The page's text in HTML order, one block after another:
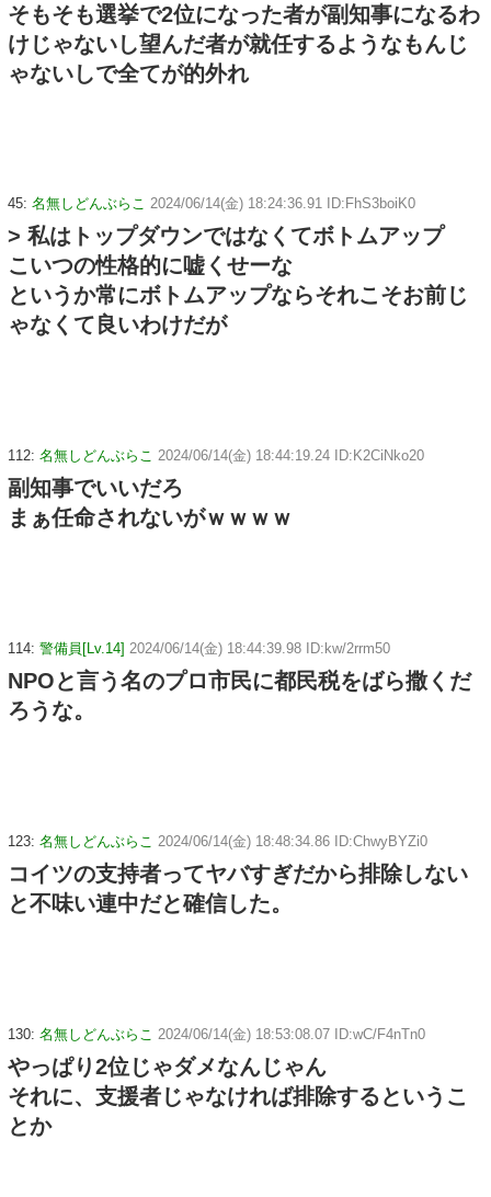
そもそも選挙で2位になった者が副知事になるわ
けじゃないし望んだ者が就任するようなもんじ
ゃないしで全てが的外れ
45: 名無しどんぶらこ 2024/06/14(金) 18:24:36.91 ID:FhS3boiK0
> 私はトップダウンではなくてボトムアップ
こいつの性格的に嘘くせーな
というか常にボトムアップならそれこそお前じ
ゃなくて良いわけだが
112: 名無しどんぶらこ 2024/06/14(金) 18:44:19.24 ID:K2CiNko20
副知事でいいだろ
まぁ任命されないがｗｗｗｗ
114: 警備員[Lv.14] 2024/06/14(金) 18:44:39.98 ID:kw/2rrm50
NPOと言う名のプロ市民に都民税をばら撒くだ
ろうな。
123: 名無しどんぶらこ 2024/06/14(金) 18:48:34.86 ID:ChwyBYZi0
コイツの支持者ってヤバすぎだから排除しない
と不味い連中だと確信した。
130: 名無しどんぶらこ 2024/06/14(金) 18:53:08.07 ID:wC/F4nTn0
やっぱり2位じゃダメなんじゃん
それに、支援者じゃなければ排除するというこ
とか